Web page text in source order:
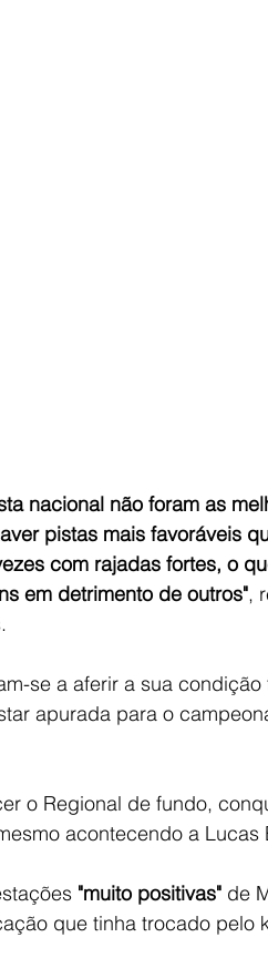
nacional não foram as
pistas mais favoráveis
com rajadas fortes, o
em detrimento de outros",
se a aferir a sua
apurada para o
o Regional de fundo,
acontecendo a Lucas
"muito positivas" de
que tinha trocado pelo